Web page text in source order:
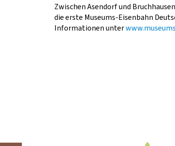
Zwischen Asendorf und
die erste Museums-Eisenbahn
Informationen unter